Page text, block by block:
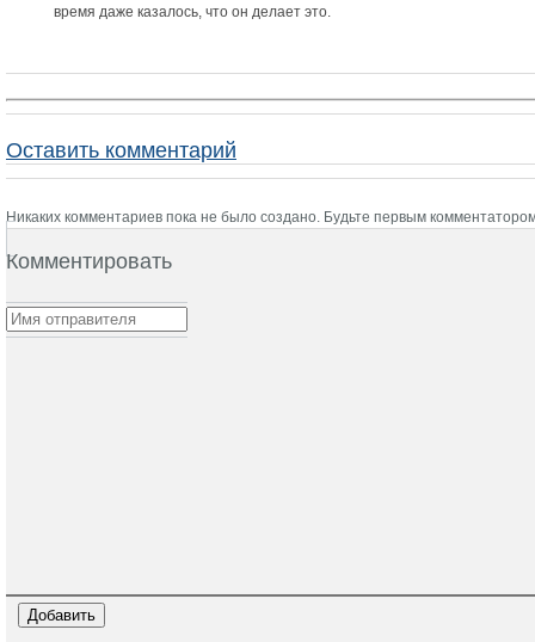
время даже казалось, что он делает это.
Оставить комментарий
Никаких комментариев пока не было создано. Будьте первым
Комментировать